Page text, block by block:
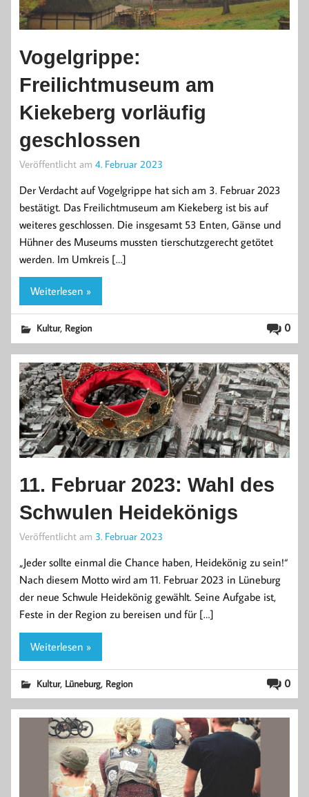
Vogelgrippe:
Freilichtmuseum am
Kiekeberg vorläufig
geschlossen
Veröffentlicht am 4. Februar 2023
Der Verdacht auf Vogelgrippe hat sich am 3. Februar 2023
bestätigt. Das Freilichtmuseum am Kiekeberg ist bis auf
weiteres geschlossen. Die insgesamt 53 Enten, Gänse und
Hühner des Museums mussten tierschutzgerecht getötet
werden. Im Umkreis […]
Weiterlesen »
0
Kultur, Region
11. Februar 2023: Wahl des
Schwulen Heidekönigs
Veröffentlicht am 3. Februar 2023
„Jeder sollte einmal die Chance haben, Heidekönig zu sein!“
Nach diesem Motto wird am 11. Februar 2023 in Lüneburg
der neue Schwule Heidekönig gewählt. Seine Aufgabe ist,
Feste in der Region zu bereisen und für […]
Weiterlesen »
0
Kultur, Lüneburg, Region